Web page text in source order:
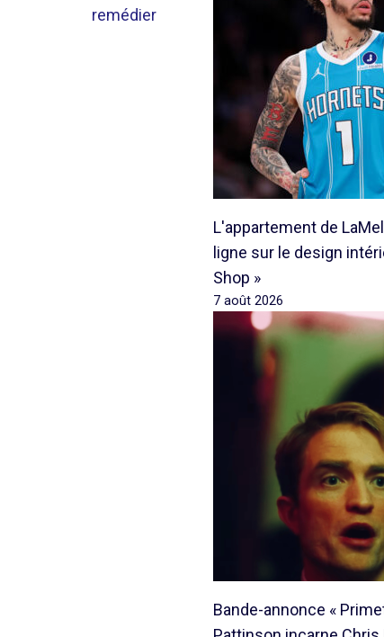
remédier
L'appartement de
ligne sur le design
Shop »
7 août 2026
Bande-annonce «